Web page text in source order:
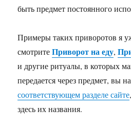
быть предмет постоянного
Примеры таких приворотов я
смотритеПриворот на еду,
и другие ритуалы, в которых
передается через предмет, вы
соответствующем разделе сайте
здесь их названия.